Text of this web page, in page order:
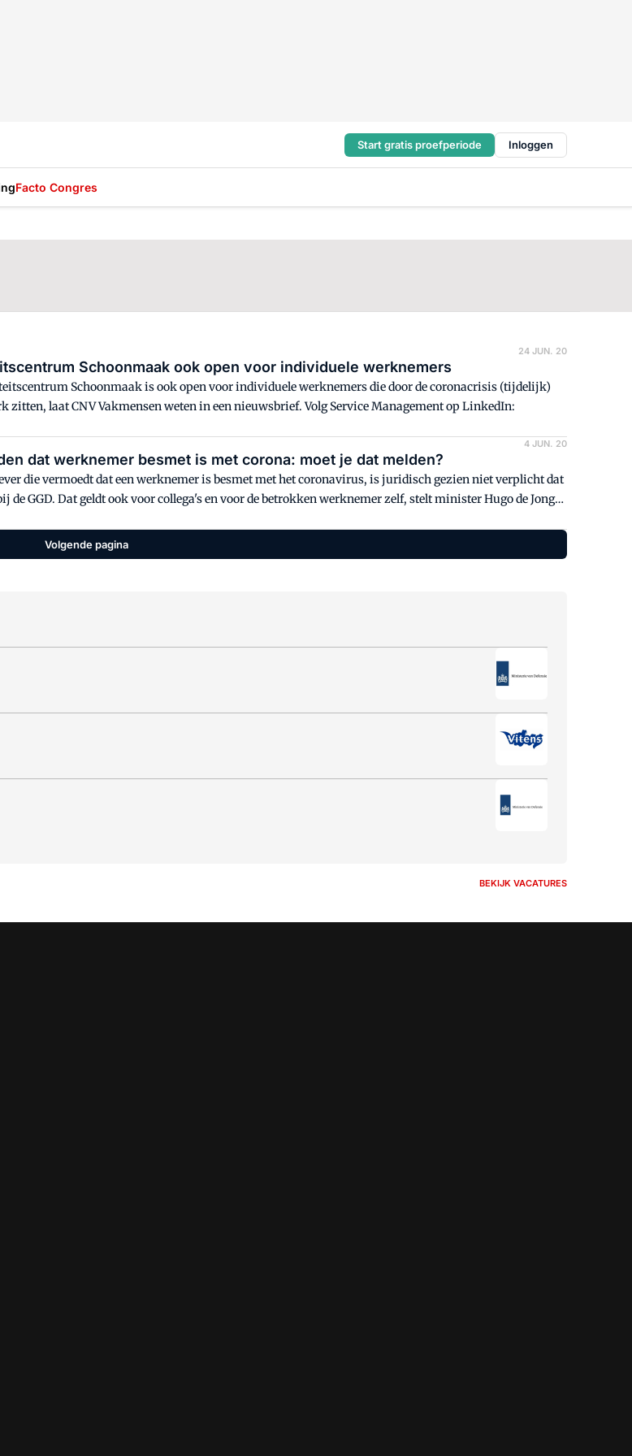
Start gratis proefperiode Inloggen
Facto Congres
24 JUN. 20
Schoonmaak ook open voor individuele werknemers
Schoonmaak is ook open voor individuele werknemers die door de coronacrisis (tijdelijk)
zitten, laat CNV Vakmensen weten in een nieuwsbrief. Volg Service Management op LinkedIn:
4 JUN. 20
dat werknemer besmet is met corona: moet je dat melden?
die vermoedt dat een werknemer is besmet met het coronavirus, is juridisch gezien niet verplicht dat
de GGD. Dat geldt ook voor collega's en voor de betrokken werknemer zelf, stelt minister Hugo de Jonge
Volgende pagina
BEKIJK VACATURES